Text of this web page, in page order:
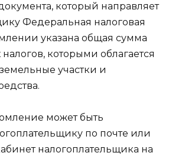
который направляет
Федеральная налоговая
указана общая сумма
которыми облагается
участки и
может быть
по почте или
налогоплательщика на